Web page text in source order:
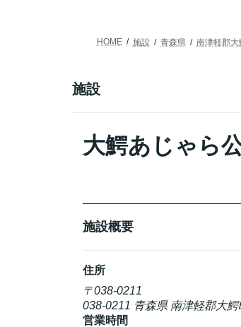
施設
HOME 施設 青森県 南津軽郡大
大鰐あじゃら
施設概要
住所
〒038-0211
038-0211 青森県 南津軽郡大
営業時間